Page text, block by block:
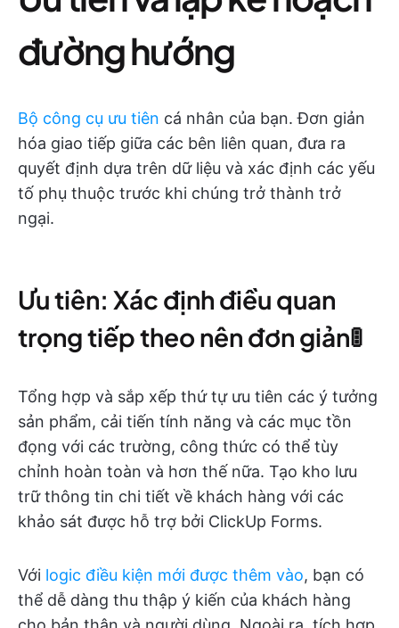
đường hướng
Bộ công cụ ưu tiên cá nhân của bạn. Đơn giản
hóa giao tiếp giữa các bên liên quan, đưa ra
quyết định dựa trên dữ liệu và xác định các yếu
tố phụ thuộc trước khi chúng trở thành trở
ngại.
Ưu tiên: Xác định điều quan
trọng tiếp theo nên đơn giản🚦
Tổng hợp và sắp xếp thứ tự ưu tiên các ý tưởng
sản phẩm, cải tiến tính năng và các mục tồn
đọng với các trường, công thức có thể tùy
chỉnh hoàn toàn và hơn thế nữa. Tạo kho lưu
trữ thông tin chi tiết về khách hàng với các
khảo sát được hỗ trợ bởi ClickUp Forms.
Với logic điều kiện mới được thêm vào, bạn có
thể dễ dàng thu thập ý kiến của khách hàng